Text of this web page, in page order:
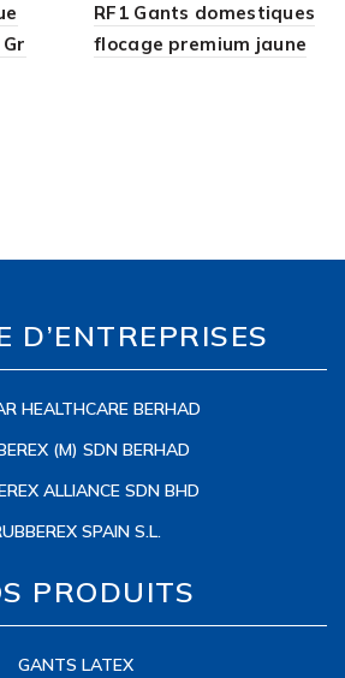
RF1 Gants domestiques
flocage premium jaune
D’ENTREPRISES
HEALTHCARE BERHAD
(M) SDN BERHAD
ALLIANCE SDN BHD
SPAIN S.L.
PRODUITS
GANTS LATEX